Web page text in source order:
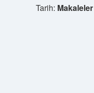
Tarih: Makaleler